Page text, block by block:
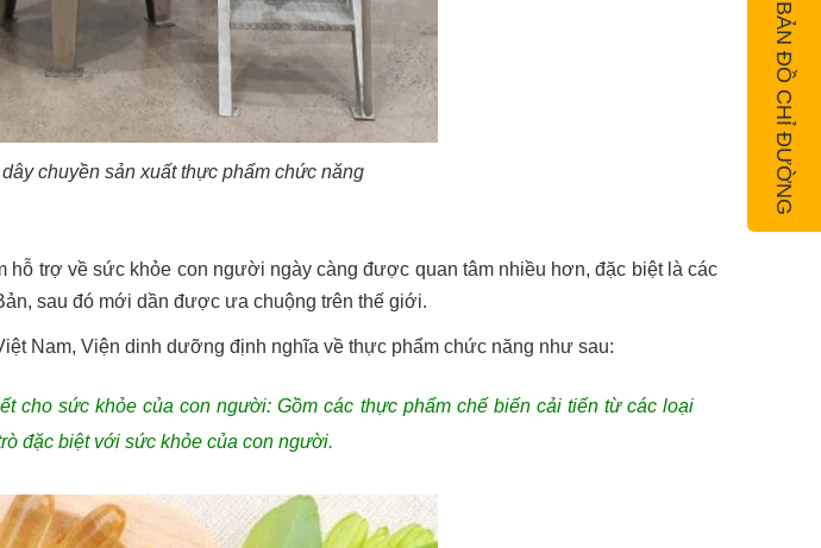
chuyền sản xuất thực phẩm chức năng
trợ về sức khỏe con người ngày càng được quan tâm nhiều hơn, đặc biệt là các
sau đó mới dần được ưa chuộng trên thế giới.
Nam, Viện dinh dưỡng định nghĩa về thực phẩm chức năng như sau:
cho sức khỏe của con người: Gồm các thực phẩm chế biến cải tiến từ các loại
đặc biệt với sức khỏe của con người.
BẢN ĐỒ CHỈ ĐƯỜNG